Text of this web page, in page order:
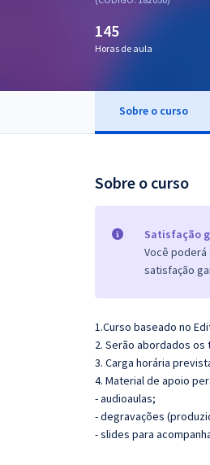
OAB
145
Horas de aula
Sobre o curso
Sobre o curso
Satisfação
Você poderá
satisfação
1.Curso baseado no
2. Serão abordados
3. Carga horária
4. Material de apoio
- audioaulas;
- degravações
- slides para